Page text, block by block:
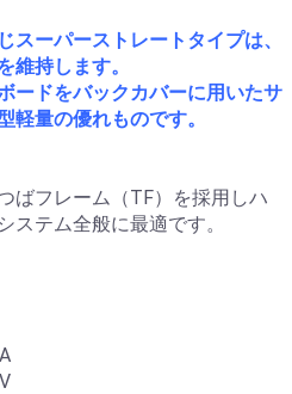
スーパーストレートタイプは、
維持します。
ードをバックカバーに用いたサ
軽量の優れものです。
ばフレーム（TF）を採用しハ
ステム全般に最適です。